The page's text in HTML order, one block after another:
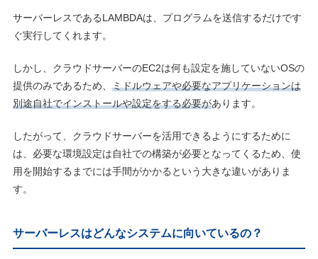
サーバーレスであるLAMBDAは、プログラムを送信するだけです
ぐ実行してくれます。
しかし、クラウドサーバーのEC2は何も設定を施していないOSの
提供のみであるため、 ミドルウェアや必要なアプリケーションは
別途自社でインストールや設定をする必要があります。
したがって、クラウドサーバーを活用できるようにするために
は、必要な環境設定は自社での構築が必要となってくるため、使
用を開始するまでには手間がかかるという大きな違いがありま
す。
サーバーレスはどんなシステムに向いているの？